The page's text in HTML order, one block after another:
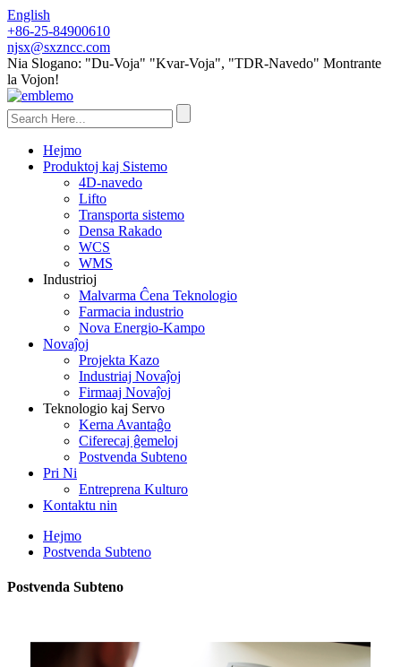
English
+86-25-84900610
njsx@sxzncc.com
Nia Slogano: "Du-Voja" "Kvar-Voja", "TDR-Navedo" Montrante
la Vojon!
Hejmo
Produktoj kaj Sistemo
4D-navedo
Lifto
Transporta sistemo
Densa Rakado
WCS
WMS
Industrioj
Malvarma Ĉena Teknologio
Farmacia industrio
Nova Energio-Kampo
Novaĵoj
Projekta Kazo
Industriaj Novaĵoj
Firmaaj Novaĵoj
Teknologio kaj Servo
Kerna Avantaĝo
Ciferecaj ĝemeloj
Postvenda Subteno
Pri Ni
Entreprena Kulturo
Kontaktu nin
Hejmo
Postvenda Subteno
Postvenda Subteno